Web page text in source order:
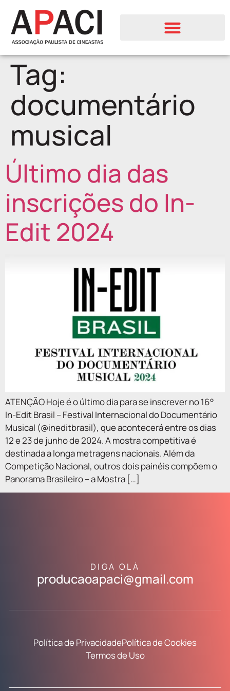
Tag:
documentário
musical
Último dia das
inscrições do In-
Edit 2024
ATENÇÃO Hoje é o último dia para se inscrever no 16°
In-Edit Brasil – Festival Internacional do Documentário
Musical (@ineditbrasil), que acontecerá entre os dias
12 e 23 de junho de 2024. A mostra competitiva é
destinada a longa metragens nacionais. Além da
Competição Nacional, outros dois painéis compõem o
Panorama Brasileiro – a Mostra […]
DIGA OLÁ
producaoapaci@gmail.com
Política de PrivacidadePolítica de Cookies
Termos de Uso